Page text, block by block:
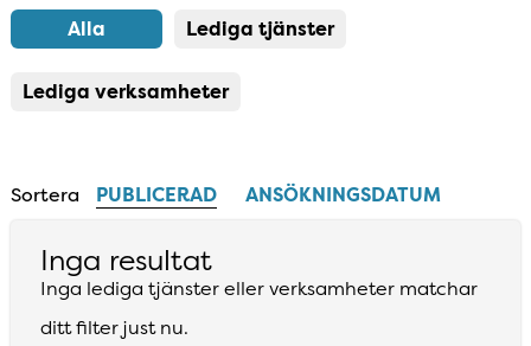
Alla Lediga tjänster
Lediga verksamheter
Sortera PUBLICERAD ANSÖKNINGSDATUM
Inga resultat
Inga lediga tjänster eller verksamheter matchar
ditt filter just nu.